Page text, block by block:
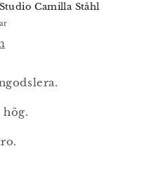
Studio Camilla Ståhl
hög.